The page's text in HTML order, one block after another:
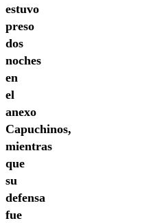
estuvo
preso
dos
noches
en
el
anexo
Capuchinos,
mientras
que
su
defensa
fue